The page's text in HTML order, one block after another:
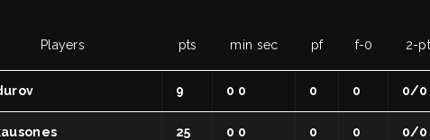
Players pts min sec pf f-0 2-
9 0 0 0 0 0/0
25 0 0 0 0 0/0